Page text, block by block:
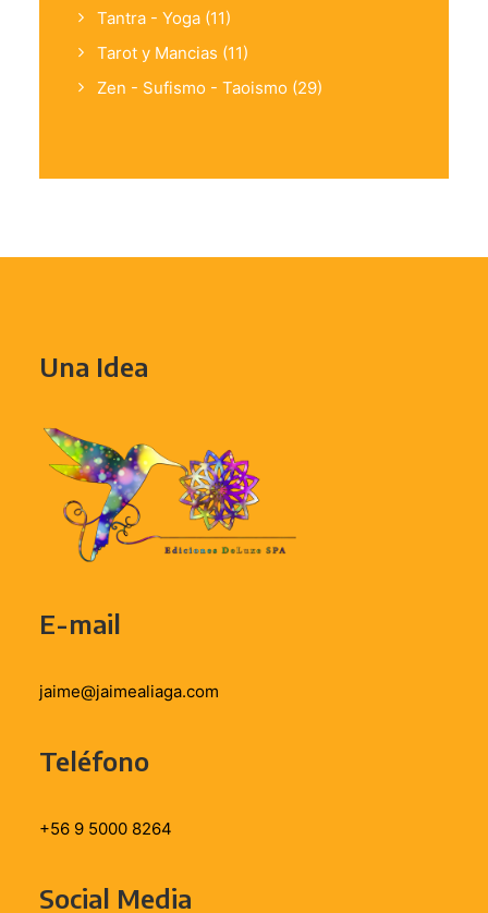
Tantra - Yoga (11)
Tarot y Mancias (11)
Zen - Sufismo - Taoismo (29)
Una Idea
E-mail
jaime@jaimealiaga.com
Teléfono
+56 9 5000 8264
Social Media